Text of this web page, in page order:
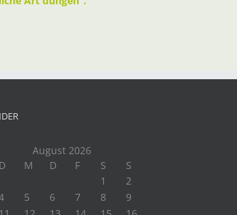
August 2026
D M D F S
S
1
2
5 6 7 8
9